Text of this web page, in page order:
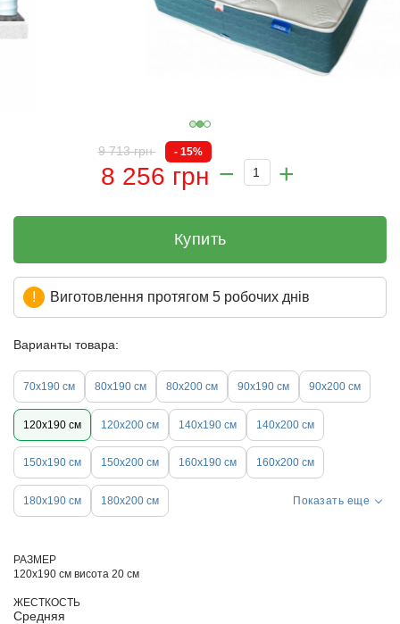
9 713 грн - 15%
8 256 грн
Купить
Виготовлення протягом 5 робочих днів
Варианты товара:
70х190 см 80х190 см 80х200 см 90х190 см 90х200 см
120х190 см 120х200 см 140х190 см 140х200 см
150х190 см 150х200 см 160х190 см 160х200 см
180х190 см 180х200 см Показать еще
РАЗМЕР
120х190 см висота 20 см
ЖЕСТКОСТЬ
Средняя